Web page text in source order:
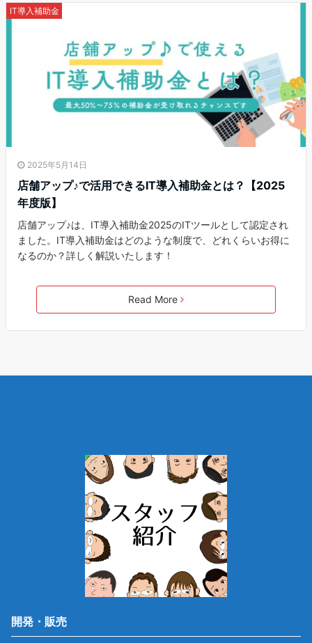
IT導入補助金
2025年5月14日
店舗アップ♪で活用できるIT導入補助金とは？【2025
年度版】
店舗アップ♪は、IT導入補助金2025のITツールとして認定され
ました。IT導入補助金はどのような制度で、どれくらいお得に
なるのか？詳しく解説いたします！
Read More
開発・販売